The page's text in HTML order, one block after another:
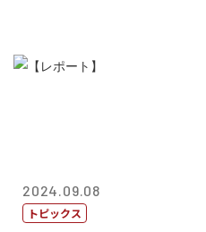
2024.09.08
トピックス